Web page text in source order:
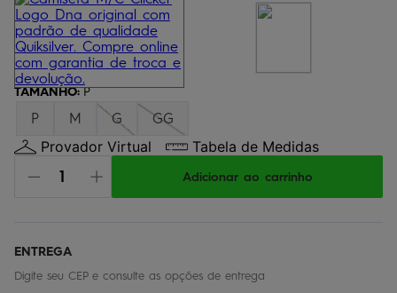
TAMANHO: P
P M G GG
Provador Virtual Tabela de Medidas
Adicionar ao carrinho